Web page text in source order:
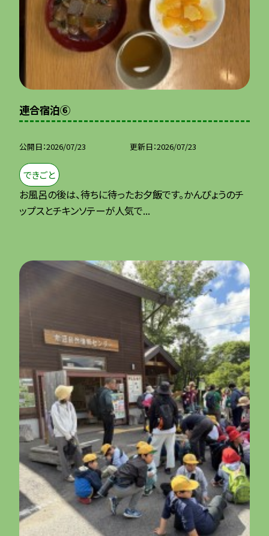
連合宿泊⑥
公開日 2026/07/23 更新日 2026/07/23
できごと
お風呂の後は、待ちに待ったお夕飯です。かんぴょうのチ
ップスとチキンソテーが人気で...